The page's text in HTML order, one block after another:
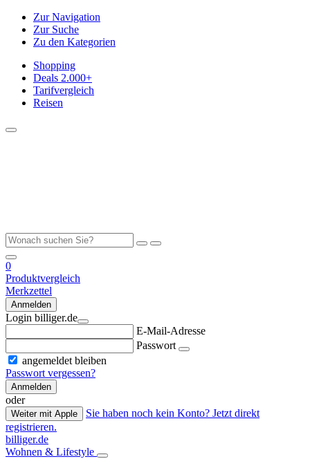
Zur Navigation
Zur Suche
Zu den Kategorien
Shopping
Deals 2.000+
Tarifvergleich
Reisen
0
Produktvergleich
Merkzettel
Anmelden
Login billiger.de
E-Mail-Adresse
Passwort
angemeldet bleiben
Passwort vergessen?
Anmelden
oder
Weiter mit Apple
Sie haben noch kein Konto? Jetzt direkt
registrieren.
billiger.de
Wohnen & Lifestyle